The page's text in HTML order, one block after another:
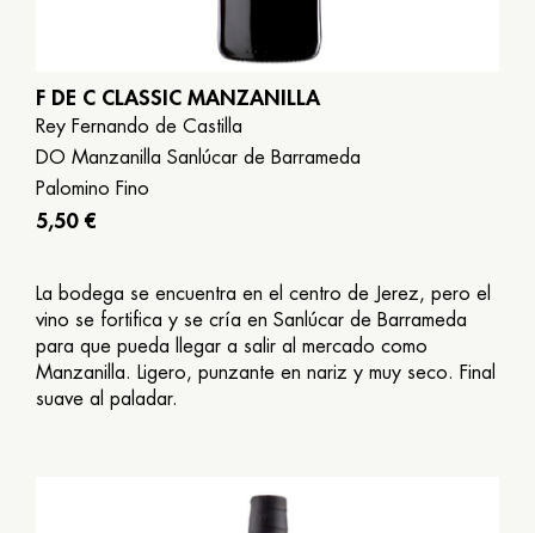
F DE C CLASSIC MANZANILLA
Rey Fernando de Castilla
DO Manzanilla Sanlúcar de Barrameda
Palomino Fino
5,50 €
La bodega se encuentra en el centro de Jerez, pero el
vino se fortifica y se cría en Sanlúcar de Barrameda
para que pueda llegar a salir al mercado como
Manzanilla. Ligero, punzante en nariz y muy seco. Final
suave al paladar.